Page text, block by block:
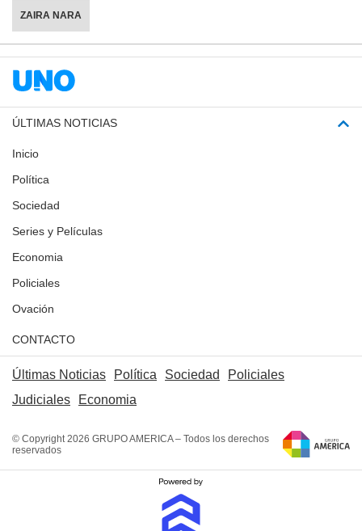
ZAIRA NARA
ÚLTIMAS NOTICIAS
Inicio
Política
Sociedad
Series y Películas
Economia
Policiales
Ovación
CONTACTO
Últimas Noticias Política Sociedad
Policiales
Judiciales
Economia
© Copyright 2026 GRUPO AMERICA – Todos los derechos
reservados